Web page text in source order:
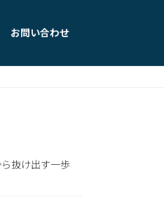
お問い合わせ
抜け出す一歩